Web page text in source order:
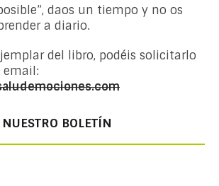
daos un tiempo y no os
a diario.
del libro, podéis solicitarlo
email:
BOLETÍN